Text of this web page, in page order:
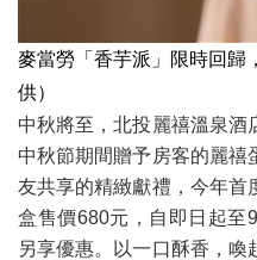
麥當勞「香芋派」限時回歸
供）
中秋將至，北投麗禧溫泉酒
中秋節期間贈予房客的麗禧
友共享的精緻獻禮，今年首
盒售價680元，自即日起至
另享優惠。以一口酥香，喚